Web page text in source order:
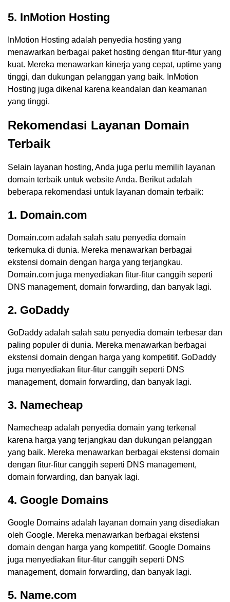
5. InMotion Hosting
InMotion Hosting adalah penyedia hosting yang
menawarkan berbagai paket hosting dengan fitur-fitur yang
kuat. Mereka menawarkan kinerja yang cepat, uptime yang
tinggi, dan dukungan pelanggan yang baik. InMotion
Hosting juga dikenal karena keandalan dan keamanan
yang tinggi.
Rekomendasi Layanan Domain
Terbaik
Selain layanan hosting, Anda juga perlu memilih layanan
domain terbaik untuk website Anda. Berikut adalah
beberapa rekomendasi untuk layanan domain terbaik:
1. Domain.com
Domain.com adalah salah satu penyedia domain
terkemuka di dunia. Mereka menawarkan berbagai
ekstensi domain dengan harga yang terjangkau.
Domain.com juga menyediakan fitur-fitur canggih seperti
DNS management, domain forwarding, dan banyak lagi.
2. GoDaddy
GoDaddy adalah salah satu penyedia domain terbesar dan
paling populer di dunia. Mereka menawarkan berbagai
ekstensi domain dengan harga yang kompetitif. GoDaddy
juga menyediakan fitur-fitur canggih seperti DNS
management, domain forwarding, dan banyak lagi.
3. Namecheap
Namecheap adalah penyedia domain yang terkenal
karena harga yang terjangkau dan dukungan pelanggan
yang baik. Mereka menawarkan berbagai ekstensi domain
dengan fitur-fitur canggih seperti DNS management,
domain forwarding, dan banyak lagi.
4. Google Domains
Google Domains adalah layanan domain yang disediakan
oleh Google. Mereka menawarkan berbagai ekstensi
domain dengan harga yang kompetitif. Google Domains
juga menyediakan fitur-fitur canggih seperti DNS
management, domain forwarding, dan banyak lagi.
5. Name.com